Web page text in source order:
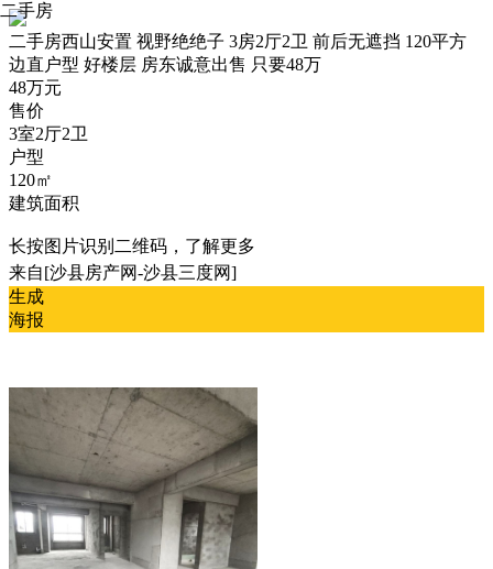
二手房西山安置 视野绝绝子 3房2厅2卫 前后无遮挡 120平方
边直户型 好楼层 房东诚意出售 只要48万
48万元
售价
3室2厅2卫
户型
120㎡
建筑面积
长按图片识别二维码，了解更多
来自[沙县房产网-沙县三度网]
生成
海报
二手房